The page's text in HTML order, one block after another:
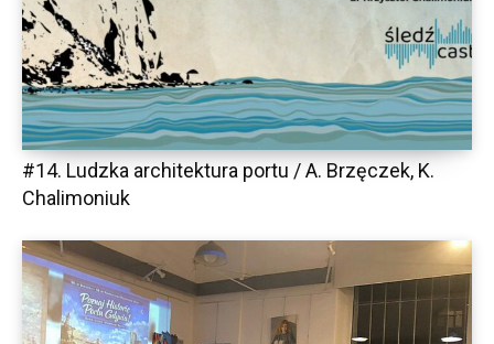
#14. Ludzka architektura portu / A. Brzęczek, K.
Chalimoniuk